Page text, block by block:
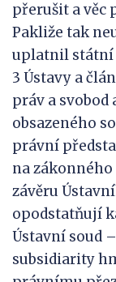
přerušit a věc
Pakliže tak
uplatnil státní
3 Ústavy a
práv a
obsazeného
právní
na zákonného
závěru
opodstatňují
Ústavní soud
subsidiarity